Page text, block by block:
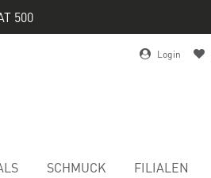
500
Login
SCHMUCK FILIALEN